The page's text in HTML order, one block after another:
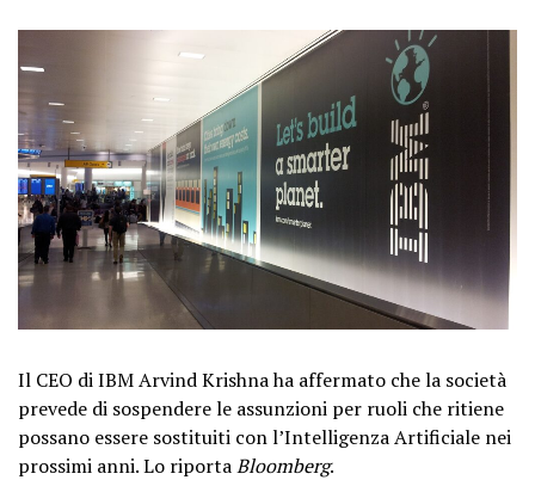
Il CEO di IBM Arvind Krishna ha affermato che la società
prevede di sospendere le assunzioni per ruoli che ritiene
possano essere sostituiti con l’Intelligenza Artificiale nei
prossimi anni. Lo riportaBloomberg.